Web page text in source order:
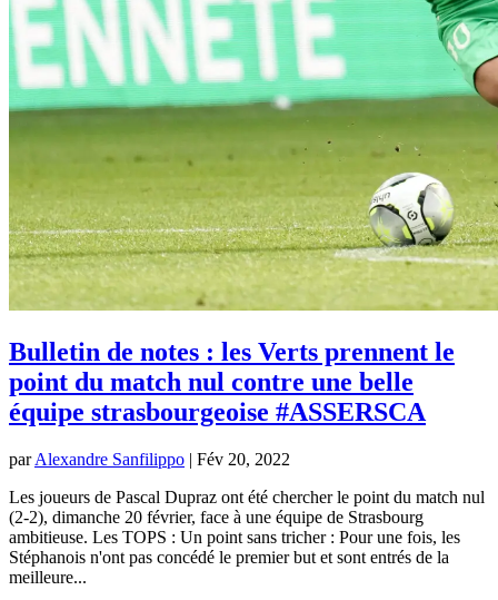
Bulletin de notes : les Verts prennent le
point du match nul contre une belle
équipe strasbourgeoise #ASSERSCA
parAlexandre Sanfilippo | Fév 20, 2022
Les joueurs de Pascal Dupraz ont été chercher le point du match nul
(2-2), dimanche 20 février, face à une équipe de Strasbourg
ambitieuse. Les TOPS : Un point sans tricher : Pour une fois, les
Stéphanois n'ont pas concédé le premier but et sont entrés de la
meilleure...